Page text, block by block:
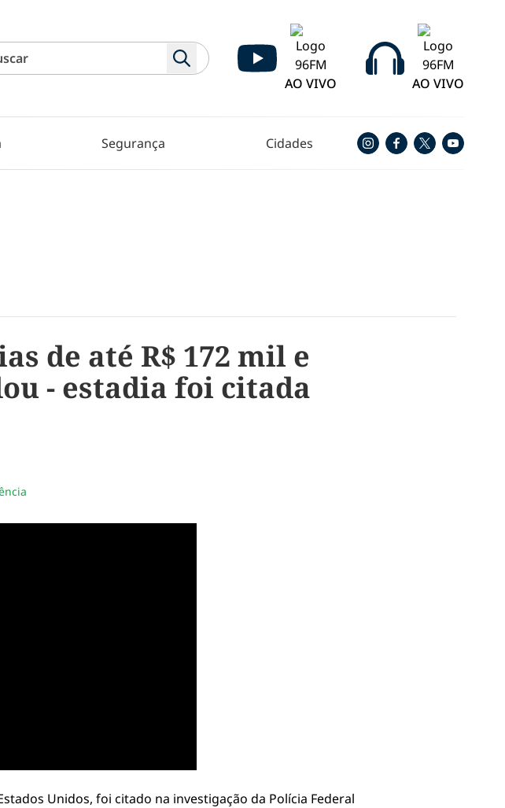
AO VIVO
AO VIVO
Segurança Cidades
de até R$ 172 mil e
- estadia foi citada
Unidos, foi citado na investigação da Polícia Federal